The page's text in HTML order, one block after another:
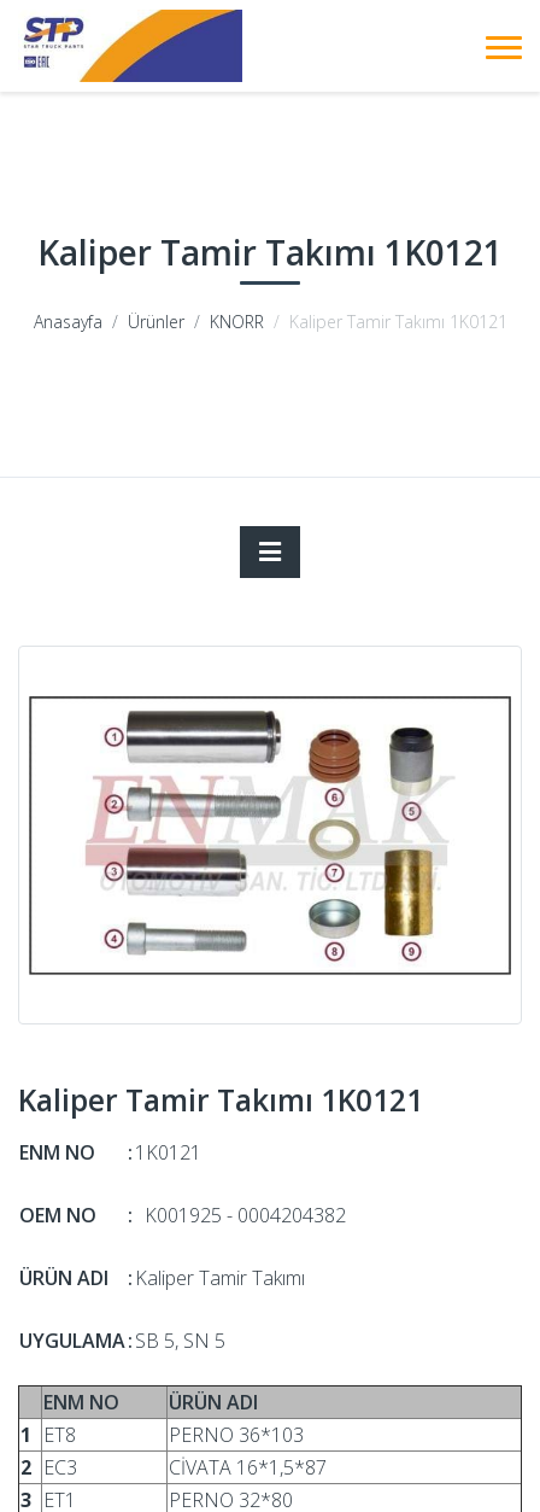
Kaliper Tamir Takımı 1K0121
Anasayfa Ürünler KNORR Kaliper Tamir Takımı 1K0121
Kaliper Tamir Takımı 1K0121
ENM NO :1K0121
OEM NO : K001925 - 0004204382
ÜRÜN ADI : Kaliper Tamir Takımı
UYGULAMA:SB 5, SN 5
ENM NO
ÜRÜN ADI
1
ET8
PERNO 36*103
2 EC3
CİVATA 16*1,5*87
3 ET1
PERNO 32*80